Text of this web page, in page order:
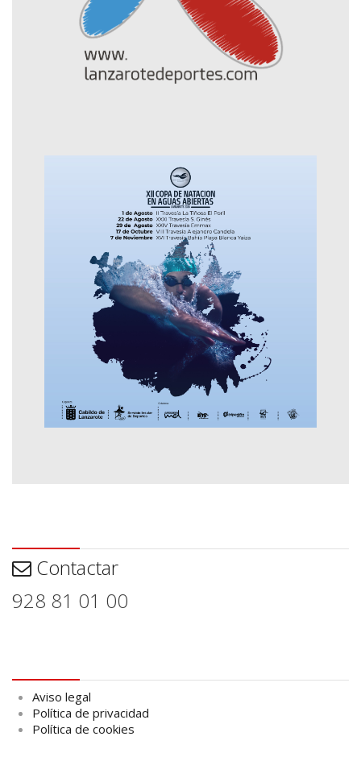
Contactar
928 81 01 00
Aviso legal
Política de privacidad
Política de cookies